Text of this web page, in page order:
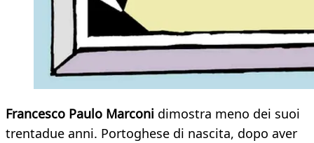
Francesco Paulo Marconi dimostra meno dei suoi
trentadue anni. Portoghese di nascita, dopo aver